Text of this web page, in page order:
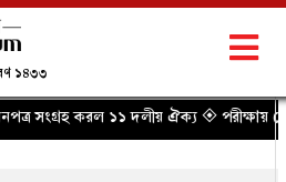
১৪৩৩
দলীয় ঐক্য◈ পরীক্ষায় ফেল বা খারাপ